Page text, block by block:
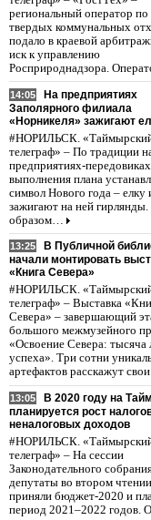
региональный оператор по
твердых коммунальных
подало в краевой
иск к управлению
Росприроднадзора.
14:05
На предприятиях
Заполярного филиала
«Норникеля» зажигают
#НОРИЛЬСК.
телеграф» – По традиции
предприятиях-
выполнения плана
символ Нового года – елку
зажигают на ней
образом…
13:25
В Публичной
начали монтировать
«Книга Севера»
#НОРИЛЬСК.
телеграф» – Выставка
Севера» – завершающий
большого межмузейного
«Освоение Севера: тысяча
успеха». Три сотни
артефактов расскажут
13:05
В 2020 году на
планируется рост
неналоговых доходов
#НОРИЛЬСК.
телеграф» – На сессии
Законодательного
депутаты во втором чтении
приняли бюджет-2020 и
период 2021–2022 годов.